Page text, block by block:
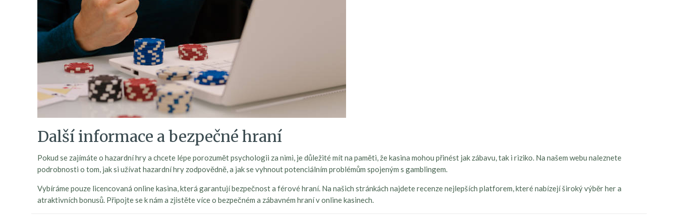
Další informace a bezpečné hraní
Pokud se zajímáte o hazardní hry a chcete lépe porozumět psychologii za nimi, je důležité mít na paměti, že kasina mohou přinést jak zábavu, tak i riziko. Na našem webu naleznete
podrobnosti o tom, jak si užívat hazardní hry zodpovědně, a jak se vyhnout potenciálním problémům spojeným s gamblingem.
Vybíráme pouze licencovaná online kasina, která garantují bezpečnost a férové hraní. Na našich stránkách najdete recenze nejlepších platforem, které nabízejí široký výběr her a
atraktivních bonusů. Připojte se k nám a zjistěte více o bezpečném a zábavném hraní v online kasinech.